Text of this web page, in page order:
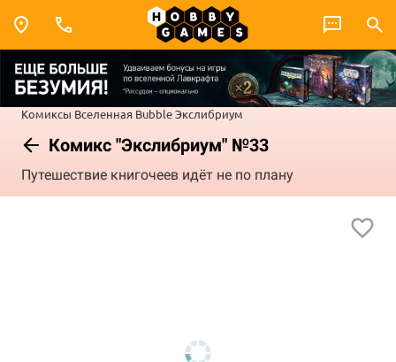
Комиксы Вселенная BubbleЭкслибриум
Комикс "Экслибриум" №33
Путешествие книгочеев идёт не по плану